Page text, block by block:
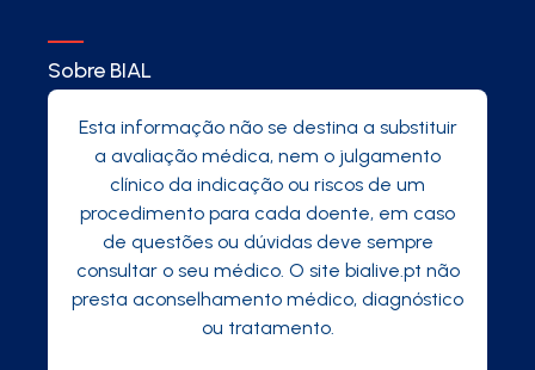
Sobre BIAL
Esta informação não se destina a substituir
a avaliação médica, nem o julgamento
clínico da indicação ou riscos de um
procedimento para cada doente, em caso
de questões ou dúvidas deve sempre
consultar o seu médico. O site bialive.pt não
presta aconselhamento médico, diagnóstico
ou tratamento.